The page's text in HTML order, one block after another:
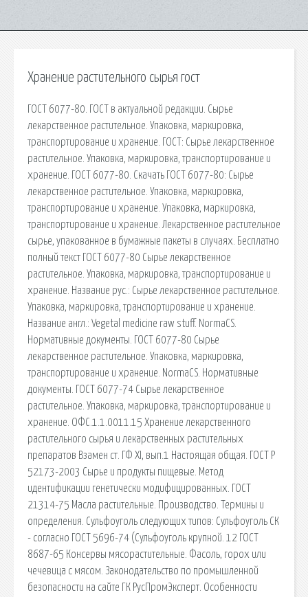
Хранение растительного сырья гост
ГОСТ 6077-80. ГОСТ в актуальной редакции. Сырье
лекарственное растительное. Упаковка, маркировка,
транспортирование и хранение. ГОСТ: Сырье лекарственное
растительное. Упаковка, маркировка, транспортирование и
хранение. ГОСТ 6077-80. Скачать ГОСТ 6077-80: Сырье
лекарственное растительное. Упаковка, маркировка,
транспортирование и хранение. Упаковка, маркировка,
транспортирование и хранение. Лекарственное растительное
сырье, упакованное в бумажные пакеты в случаях. Бесплатно
полный текст ГОСТ 6077-80 Сырье лекарственное
растительное. Упаковка, маркировка, транспортирование и
хранение. Название рус.: Сырье лекарственное растительное.
Упаковка, маркировка, транспортирование и хранение.
Название англ.: Vegetal medicine raw stuff. NormaCS.
Нормативные документы. ГОСТ 6077-80 Сырье
лекарственное растительное. Упаковка, маркировка,
транспортирование и хранение. NormaCS. Нормативные
документы. ГОСТ 6077-74 Сырье лекарственное
растительное. Упаковка, маркировка, транспортирование и
хранение. ОФС.1.1.0011.15 Хранение лекарственного
растительного сырья и лекарственных растительных
препаратов Взамен ст. ГФ XI, вып.1 Настоящая общая. ГОСТ Р
52173-2003 Сырье и продукты пищевые. Метод
идентификации генетически модифицированных. ГОСТ
21314-75 Масла растительные. Производство. Термины и
определения. Сульфоуголь следующих типов: Сульфоуголь СК
- согласно ГОСТ 5696-74 (Сульфоуголь крупной. 12 ГОСТ
8687-65 Консервы мясорастительные. Фасоль, горох или
чечевица с мясом. Законодательство по промышленной
безопасности на сайте ГК РусПромЭксперт. Особенности